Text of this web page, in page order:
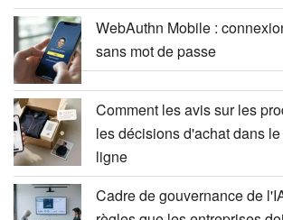
WebAuthn Mobile :
sans mot de passe
Comment les avis sur les
les décisions d'achat dans
ligne
Cadre de gouvernance de